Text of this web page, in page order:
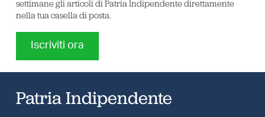
settimane gli articoli di Patria Indipendente direttamente
nella tua casella di posta.
Iscriviti ora
Patria Indipendente